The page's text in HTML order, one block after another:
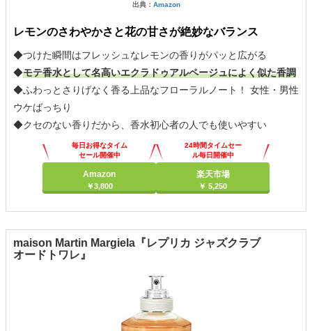
出典： Amazon
レモンのさわやかさと花の甘さが絶妙なバランス
◆つけた瞬間はフレッシュなレモンの香りがパッと広がる
◆モテ香水として名高いエクラドゥアルページュによく似た香調
◆ふわっとさりげなく香る上品なフローラルノート！ 女性・男性
ウケばっちり
◆クセのない香りだから、香水初心者の人でも使いやすい
毎日お得なタイム
セール開催中
Amazon
￥3,800
24時間タイムセー
ル毎日開催中
楽天市場
￥ 5,250
maison Martin Margiela『レプリカ ジャズクラブ
オードトワレ』